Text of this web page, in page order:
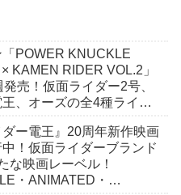
「POWER KNUCKLE
KAMEN RIDER VOL.2」
売！仮面ライダー2号、
、オーズの全4種ライン
ダー電王』20周年新作映画
！仮面ライダーブランド
な映画レーベル！
・ANIMATED・